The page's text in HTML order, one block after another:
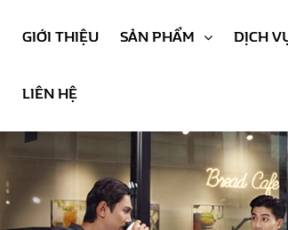
GIỚI THIỆU SẢN PHẨM DỊCH
LIÊN HỆ